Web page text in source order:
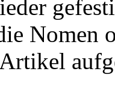
Nomen